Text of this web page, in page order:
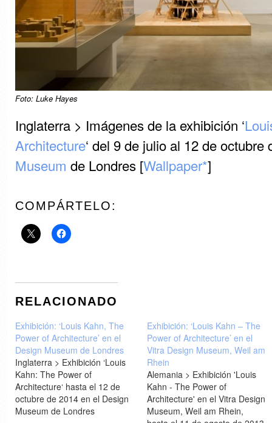
Foto: Luke Hayes
Inglaterra > Imágenes de la exhibición ‘
Architecture‘ del 9 de julio al 12 de
Museum de Londres [Wallpaper*]
COMPÁRTELO:
RELACIONADO
Exhibición: ‘Louis Kahn, The
Power of Architecture’ en el
Design Museum de Londres
Inglaterra > Exhibición ‘Louis
Kahn: The Power of
Architecture‘ hasta el 12 de
octubre de 2014 en el Design
Museum de Londres
Exhibición: ‘Louis Kahn – The
Power of Architecture’ en el
Vitra Design Museum, Weil am
Rhein
Alemania > Exhibición 'Louis
Kahn - The Power of
Architecture' en el Vitra Design
Museum, Weil am Rhein,